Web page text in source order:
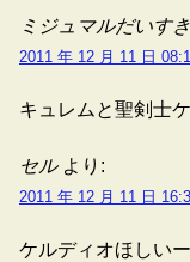
ミジュマルだいすき
2011 年 12 月 11 日
キュレムと聖剣士
セル より:
2011 年 12 月 11 日
ケルディオほしいー